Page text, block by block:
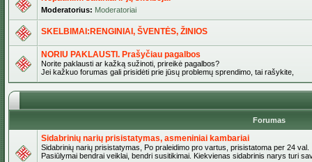
Moderatorius: Moderatoriai
SKELBIMAI:RENGINIAI, ŠVENTĖS, ŽINIOS
NORIU PAKLAUSTI. Prašyčiau pagalbos
Norite paklausti ar kažką sužinoti, prireikė pagalbos?
Jei kažkuo forumas gali prisidėti prie jūsų problemų sprendimo, tai rašykite,
Forumas
Sidabrinių narių prisistatymas, asmeniniai kambariai
Sidabrinių narių prisistatymas, Po praleidimo pro vartus, prisistatoma per 24 val.
Pasiūlymai bendrai veiklai, bendri susitikimai. Kiekvienas sidabrinis narys turi